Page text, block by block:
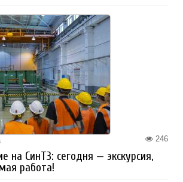
246
на СинТЗ: сегодня — экскурсия,
работа!